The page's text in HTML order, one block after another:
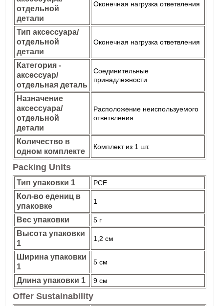
отдельной
детали
Оконечная нагрузка ответвления
Тип аксессуара/
отдельной
детали
Оконечная нагрузка ответвления
Категория -
аксессуар/
отдельная деталь
Соединительные
принадлежности
Назначение
аксессуара/
отдельной
детали
Расположение неиспользуемого
ответвления
Количество в
одном комплекте
Комплект из 1 шт.
Packing Units
Тип упаковки 1 PCE
Кол-во едениц в
упаковке
1
Вес упаковки 5 г
Высота упаковки
1
1,2 см
Ширина упаковки
1
5 см
Длина упаковки 1 9 см
Offer Sustainability